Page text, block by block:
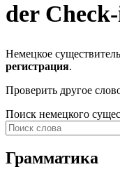
der
Немецкое
регистрация.
Проверить другое
Поиск немецкого
Грамматика